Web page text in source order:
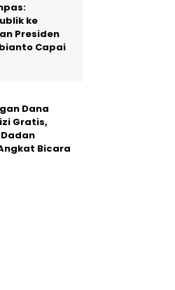
ke
Presiden
Capai
Dana
Gratis,
Dadan
Bicara